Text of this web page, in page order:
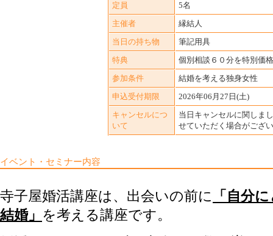
定員
5名
主催者
縁結人
当日の持ち物
筆記用具
特典
個別相談６０分を特別価
参加条件
結婚を考える独身女性
申込受付期限
2026年06月27日(土)
キャンセルにつ
いて
当日キャンセルに関しま
せていただく場合がござ
イベント・セミナー内容
寺子屋婚活講座は、出会いの前に
「自分
結婚」 を考える講座です。